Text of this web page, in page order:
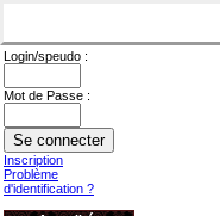
Login/speudo :
Mot de Passe :
Inscription
Problème
d'identification ?